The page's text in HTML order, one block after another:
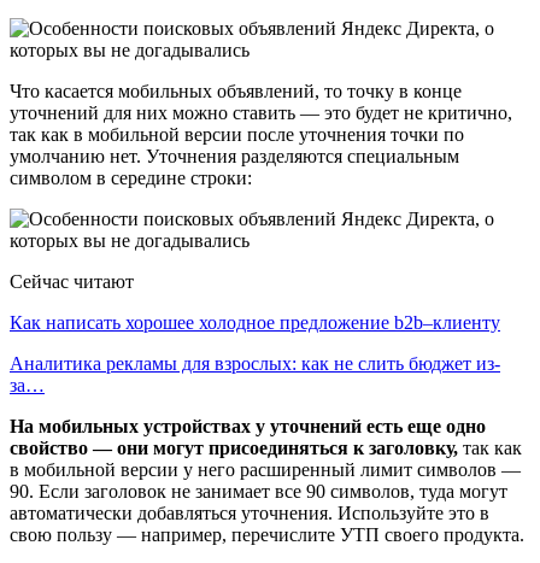
Что касается мобильных объявлений, то точку в конце
уточнений для них можно ставить — это будет не критично,
так как в мобильной версии после уточнения точки по
умолчанию нет. Уточнения разделяются специальным
символом в середине строки:
Сейчас читают
Как написать хорошее холодное предложение b2b–клиенту
Аналитика рекламы для взрослых: как не слить бюджет из-
за…
На мобильных устройствах у уточнений есть еще одно
свойство — они могут присоединяться к заголовку, так как
в мобильной версии у него расширенный лимит символов —
90. Если заголовок не занимает все 90 символов, туда могут
автоматически добавляться уточнения. Используйте это в
свою пользу — например, перечислите УТП своего продукта.